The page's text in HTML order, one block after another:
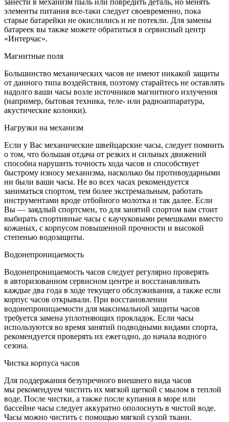
элементы питания все-таки следует своевременно, пока
старые батарейки не окислились и не потекли. Для замены
батареек вы также можете обратиться в сервисный центр
«Интерчас».
Магнитные поля
Большинство механических часов не имеют никакой защиты
от данного типа воздействия, поэтому старайтесь не оставлять
надолго ваши часы возле источников магнитного излучения
(например, бытовая техника, теле- или радиоаппаратура,
акустические колонки).
Нагрузки на механизм
Если у Вас механические швейцарские часы, следует помнить
о том, что большая отдача от резких и сильных движений
способна нарушить точность хода часов и способствует
быстрому износу механизма, насколько бы противоударными
ни были ваши часы. Не во всех часах рекомендуется
заниматься спортом, тем более экстремальным, работать
инструментами вроде отбойного молотка и так далее. Если
Вы — заядлый спортсмен, то для занятий спортом вам стоит
выбирать спортивные часы с каучуковыми ремешками вместо
кожаных, с корпусом повышенной прочности и высокой
степенью водозащиты.
Водонепроницаемость
Водонепроницаемость часов следует регулярно проверять
в авторизованном сервисном центре и восстанавливать
каждые два года в ходе текущего обслуживания, а также если
корпус часов открывали. При восстановлении
водонепроницаемости для максимальной защиты часов
требуется замена уплотняющих прокладок. Если часы
используются во время занятий подводными видами спорта,
рекомендуется проверять их ежегодно, до начала водного
сезона.
Чистка корпуса часов
Для поддержания безупречного внешнего вида часов
мы рекомендуем чистить их мягкой щеткой с мылом в теплой
воде. После чистки, а также после купания в море или
бассейне часы следует аккуратно ополоснуть в чистой воде.
Часы можно чистить с помощью мягкой сухой ткани.